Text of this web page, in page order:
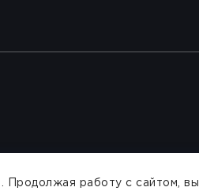
Продолжая работу с сайтом, вы